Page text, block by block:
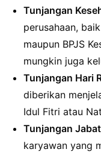
Tunjangan
perusahaan,
maupun BPJS
mungkin juga
Tunjangan Hari
diberikan
Idul Fitri atau
Tunjangan
karyawan yang